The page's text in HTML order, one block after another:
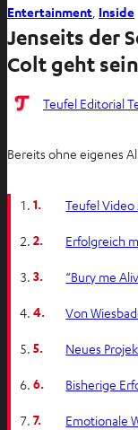
Entertainment Inside
Jenseits der
Colt geht
Teufel Editorial
Bereits ohne eigenes
1. Teufel Video
2. Erfolgreich
3. “Bury me
4. Von
5. Neues
6. Bisherige
7. Emotionale